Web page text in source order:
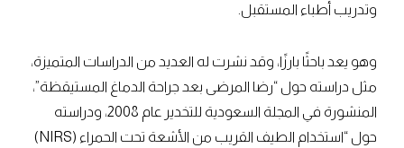
وتدريب أطباء المستقبل.
وهو يعد باحثًا بارزًا، وقد نشرت له العديد من الدراسات المتميزة،
مثل دراسته حول “رضا المرضى بعد جراحة الدماغ المستيقظة”،
المنشورة في المجلة السعودية للتخدير عام 2008، ودراسته
حول “استخدام الطيف القريب من الأشعة تحت الحمراء (NIRS)